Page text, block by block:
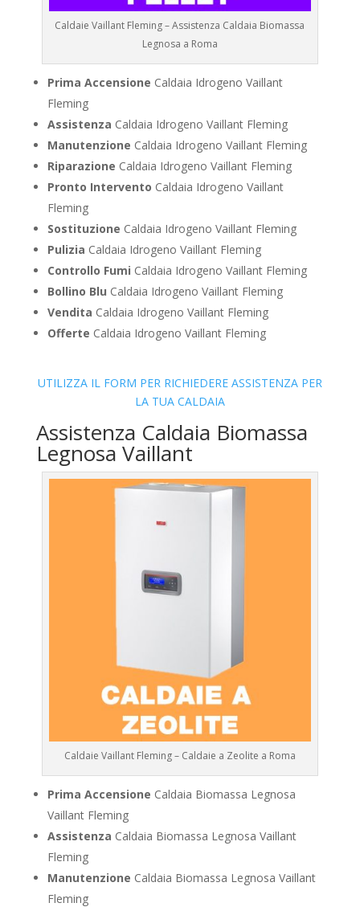
Caldaie Vaillant Fleming – Assistenza Caldaia Biomassa
Legnosa a Roma
Prima Accensione Caldaia Idrogeno Vaillant
Fleming
Assistenza Caldaia Idrogeno Vaillant Fleming
Manutenzione Caldaia Idrogeno Vaillant Fleming
Riparazione Caldaia Idrogeno Vaillant Fleming
Pronto Intervento Caldaia Idrogeno Vaillant
Fleming
Sostituzione Caldaia Idrogeno Vaillant Fleming
Pulizia Caldaia Idrogeno Vaillant Fleming
Controllo Fumi Caldaia Idrogeno Vaillant Fleming
Bollino Blu Caldaia Idrogeno Vaillant Fleming
Vendita Caldaia Idrogeno Vaillant Fleming
Offerte Caldaia Idrogeno Vaillant Fleming
UTILIZZA IL FORM PER RICHIEDERE ASSISTENZA PER
LA TUA CALDAIA
Assistenza Caldaia Biomassa
Legnosa Vaillant
Caldaie Vaillant Fleming – Caldaie a Zeolite a Roma
Prima Accensione Caldaia Biomassa Legnosa
Vaillant Fleming
Assistenza Caldaia Biomassa Legnosa Vaillant
Fleming
Manutenzione Caldaia Biomassa Legnosa Vaillant
Fleming